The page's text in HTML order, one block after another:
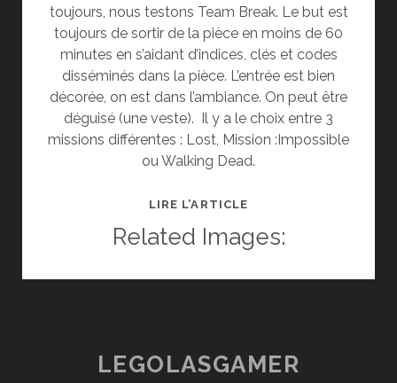
toujours, nous testons Team Break. Le but est
toujours de sortir de la pièce en moins de 60
minutes en s’aidant d’indices, clés et codes
disséminés dans la pièce. L’entrée est bien
décorée, on est dans l’ambiance. On peut être
déguisé (une veste). Il y a le choix entre 3
missions différentes : Lost, Mission :Impossible
ou Walking Dead.
LIRE L’ARTICLE[SORTIES]
BREAK,
Related Images:
LEGOLASGAMER